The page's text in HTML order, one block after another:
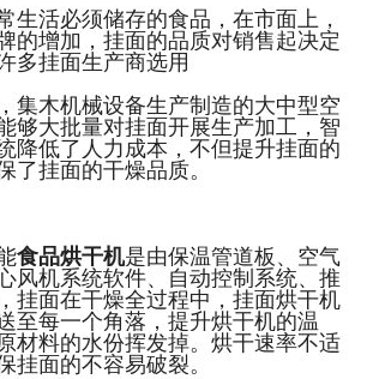
生活必须储存的食品， 在市面上，
的增加 ， 挂面的品质对销售起决定
多挂面生产商选用
， 集木机械设备生产制造的大中型空
够大批量对挂面开展生产加工，智
降低了人力成本，不但提升挂面的
了挂面的干燥品质。
食品烘干机是由保温管道板、空气
风机系统软件、自动控制系统、推
挂面在干燥全过程中，挂面烘干机
至每一个角落，提升烘干机的温
材料的水份挥发掉。烘干速率不适
挂面的不容易破裂。